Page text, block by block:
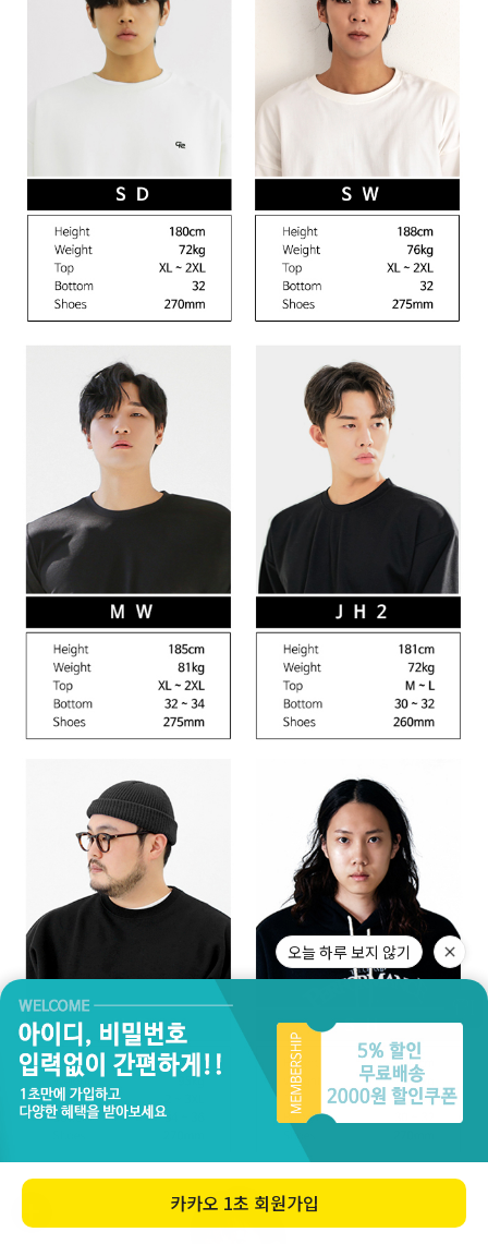
오늘 하루 보지 않기